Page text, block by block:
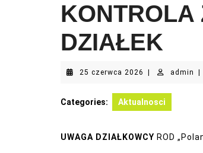
KONTROLA
DZIAŁEK
25 czerwca 2026 25
2026
admin
Categories: Aktualnosci
UWAGA DZIAŁKOWCY ROD